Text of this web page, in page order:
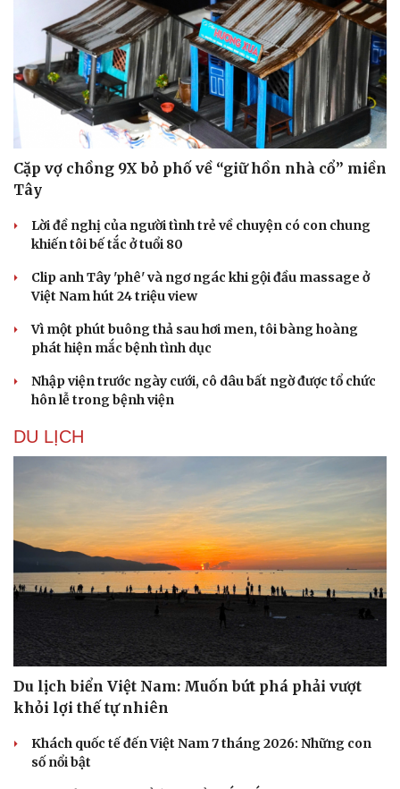
Văn hóa
Sân khấu - Điện ảnh
Văn học
Di sản
Nghệ sĩ
Cặp vợ chồng 9X bỏ phố về “giữ hồn nhà cổ” miền
Tây
Lời đề nghị của người tình trẻ về chuyện có con chung
khiến tôi bế tắc ở tuổi 80
Clip anh Tây 'phê' và ngơ ngác khi gội đầu massage ở
Việt Nam hút 24 triệu view
Vì một phút buông thả sau hơi men, tôi bàng hoàng
phát hiện mắc bệnh tình dục
Nhập viện trước ngày cưới, cô dâu bất ngờ được tổ chức
hôn lễ trong bệnh viện
DU LỊCH
Du lịch biển Việt Nam: Muốn bứt phá phải vượt
khỏi lợi thế tự nhiên
Khách quốc tế đến Việt Nam 7 tháng 2026: Những con
số nổi bật